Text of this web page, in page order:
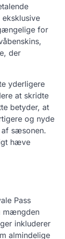
for
der
yderligere
at skridte
betyder, at
og nyde
sæsonen.
hæve
Pass
mængden
inkluderer
almindelige